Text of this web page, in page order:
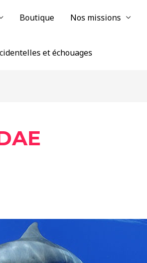
Boutique Nos missions
et échouages